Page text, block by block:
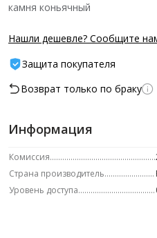
камня коньячный
Нашли дешевле? Сообщите
Защита покупателя
Возврат только по браку
Информация
Комиссия
Страна производитель
Уровень доступа